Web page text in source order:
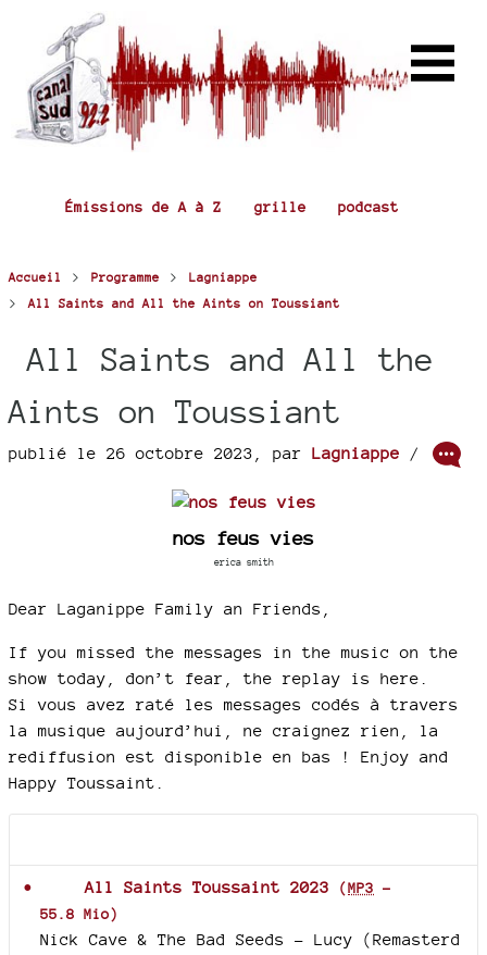
Émissions de A à Z grille podcast
Accueil > Programme > Lagniappe
> All Saints and All the Aints on Toussiant
All Saints and All the
Aints on Toussiant
publié le 26 octobre 2023 par Lagniappe /
nos feus vies
erica smith
Dear Laganippe Family an Friends,
If you missed the messages in the music on the
show today, don’t fear, the replay is here.
Si vous avez raté les messages codés à travers
la musique aujourd’hui, ne craignez rien, la
rediffusion est disponible en bas ! Enjoy and
Happy Toussaint.
All Saints Toussaint 2023 (MP3 -
55.8 Mio)
Nick Cave & The Bad Seeds – Lucy (Remasterd